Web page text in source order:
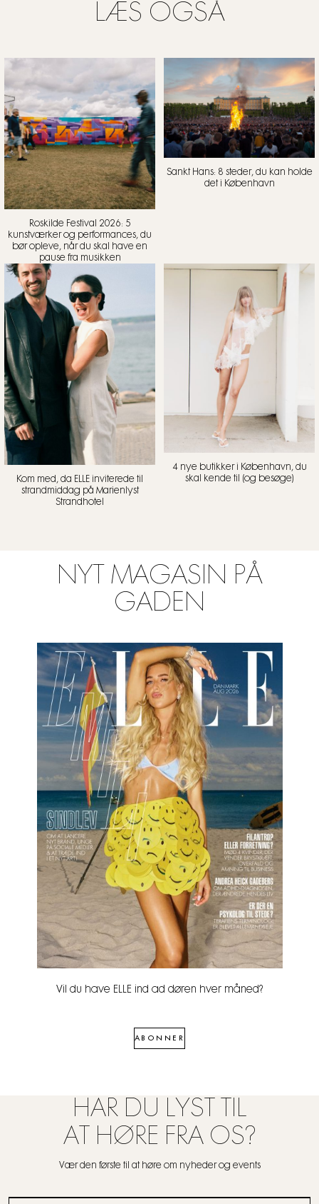
LÆS OGSÅ
Roskilde Festival 2026: 5
kunstværker og performances, du
bør opleve, når du skal have en
pause fra musikken
Sankt Hans: 8 steder, du kan holde
det i København
Kom med, da ELLE inviterede til
strandmiddag på Marienlyst
Strandhotel
4 nye butikker i København, du
skal kende til (og besøge)
NYT MAGASIN PÅ
GADEN
Vil du have ELLE ind ad døren hver måned?
ABONNER
HAR DU LYST TIL
AT HØRE FRA OS?
Vær den første til at høre om nyheder og events